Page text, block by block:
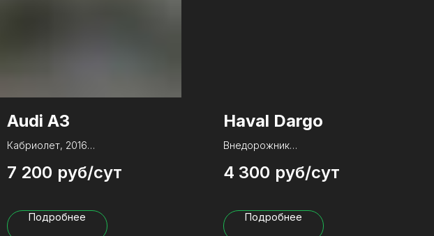
Audi A3
Кабриолет, 2016
Тип КПП: Робот
Лошадиные силы:
150
Расход топлива:
7 л
7 200 руб/сут
Подробнее
Haval Dargo
Внедорожник
Рождённый в 2021 году
Под капотом 163 китайских пони
Поглощает 8 литров отборного
4 300 руб/сут
Подробнее